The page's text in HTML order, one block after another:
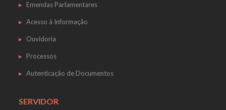
Emendas Parlamentares
Acesso à Informação
Ouvidoria
Processos
Autenticação de Documentos
SERVIDOR